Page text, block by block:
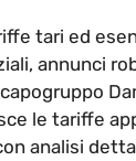
tari ed
annunci
le tariffe
analisi